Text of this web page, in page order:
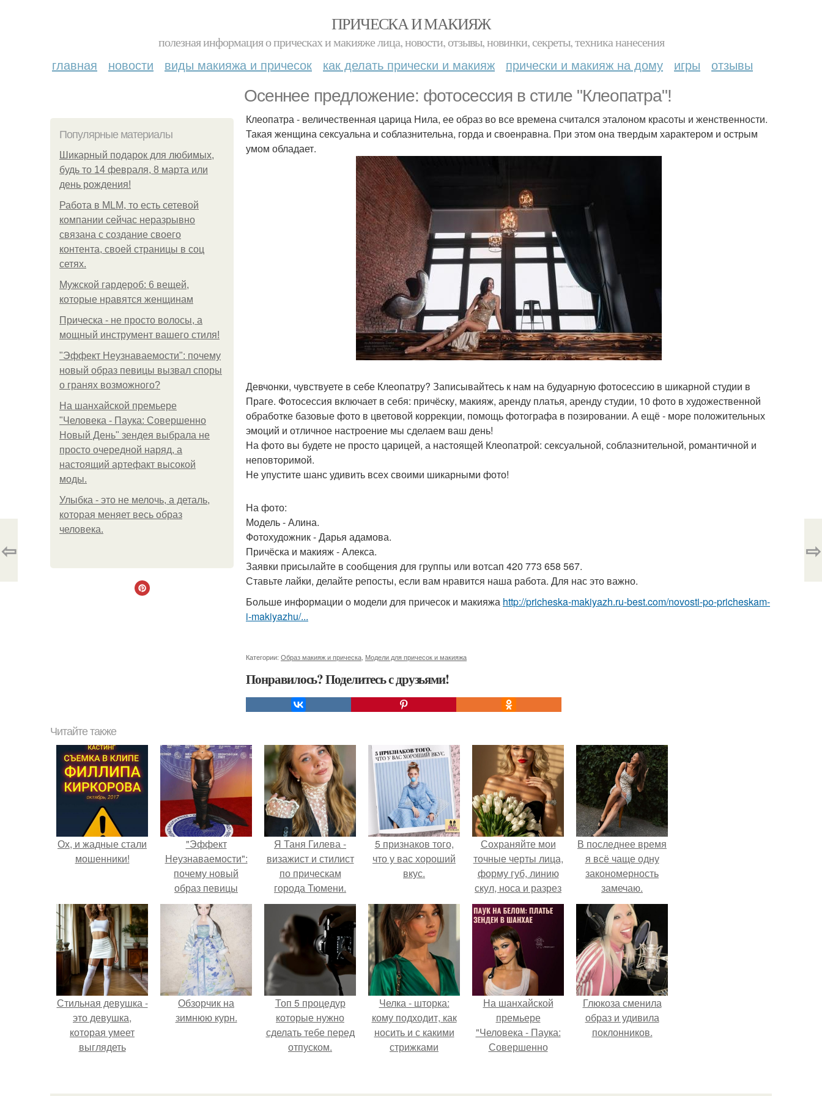
ПРИЧЕСКА И МАКИЯЖ
полезная информация о прическах и макияже лица, новости, отзывы, новинки, секреты, техника нанесения
главная новости виды макияжа и причесок как делать прически и макияж прически и макияж на дому игры отзывы
Осеннее предложение: фотосессия в стиле "Клеопатра"!
Популярные материалы
Шикарный подарок для любимых,
будь то 14 февраля, 8 марта или
день рождения!
Работа в MLM, то есть сетевой
компании сейчас неразрывно
связана с создание своего
контента, своей страницы в соц
сетях.
Мужской гардероб: 6 вещей,
которые нравятся женщинам
Прическа - не просто волосы, а
мощный инструмент вашего стиля!
"Эффект Неузнаваемости": почему
новый образ певицы вызвал споры
о гранях возможного?
На шанхайской премьере
"Человека - Паука: Совершенно
Новый День" зендея выбрала не
просто очередной наряд, а
настоящий артефакт высокой
моды.
Улыбка - это не мелочь, а деталь,
которая меняет весь образ
человека.
Клеопатра - величественная царица Нила, ее образ во все времена считался эталоном красоты и женственности.
Такая женщина сексуальна и соблазнительна, горда и своенравна. При этом она твердым характером и острым
умом обладает.
Девчонки, чувствуете в себе Клеопатру? Записывайтесь к нам на будуарную фотосессию в шикарной студии в
Праге. Фотосессия включает в себя: причёску, макияж, аренду платья, аренду студии, 10 фото в художественной
обработке базовые фото в цветовой коррекции, помощь фотографа в позировании. А ещё - море положительных
эмоций и отличное настроение мы сделаем ваш день!
На фото вы будете не просто царицей, а настоящей Клеопатрой: сексуальной, соблазнительной, романтичной и
неповторимой.
Не упустите шанс удивить всех своими шикарными фото!
На фото:
Модель - Алина.
Фотохудожник - Дарья адамова.
Причёска и макияж - Алекса.
Заявки присылайте в сообщения для группы или вотсап 420 773 658 567.
Ставьте лайки, делайте репосты, если вам нравится наша работа. Для нас это важно.
Больше информации о модели для причесок и макияжа http://pricheska-makiyazh.ru-best.com/novosti-po-pricheskam-
i-makiyazhu/...
Категории: Образ макияж и прическа Модели для причесок и макияжа
Понравилось? Поделитесь с друзьями!
⇦ ⇨
Читайте также
Ох, и жадные стали
мошенники!
"Эффект
Неузнаваемости":
почему новый
образ певицы
вызвал споры о
гранях
возможного?
Я Таня Гилева -
визажист и стилист
по прическам
города Тюмени.
5 признаков того,
что у вас хороший
вкус.
Сохраняйте мои
точные черты лица,
форму губ, линию
скул, носа и разрез
глаз.
В последнее время
я всё чаще одну
закономерность
замечаю.
Стильная девушка -
это девушка,
которая умеет
выглядеть
ситуации.
Обзорчик на
зимнюю курн.
Топ 5 процедур
которые нужно
сделать тебе перед
отпуском.
Челка - шторка:
кому подходит, как
носить и с какими
стрижками
На шанхайской
премьере
"Человека - Паука:
Совершенно
просто очередной
Глюкоза сменила
образ и удивила
поклонников.